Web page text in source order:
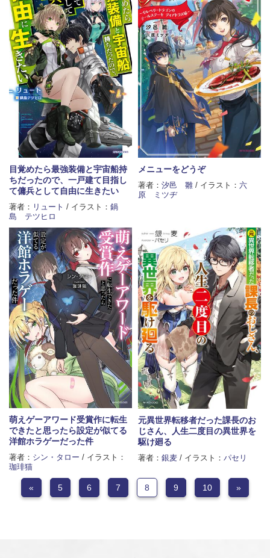
目覚めたら最強装備と宇宙船持
ちだったので、一戸建て目指し
て傭兵として自由に生きたい
著者： リュート / イラスト： 鍋
島 テツヒロ
メニューをどうぞ
著者： 汐邑 雛 / イラスト： 六
原 ミツヂ
萌えゲーアワード受賞作に転生
できたと思ったら設定が似てる
洋館ホラゲーだった件
著者： シン・タロー / イラスト：
珈琲猫
元異世界転移者だった課長のお
じさん、人生二度目の異世界を
駆け廻る
著者： 銀麦 / イラスト： パセリ
« 5 6 7 8 9 10 »